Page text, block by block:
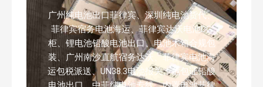
广州纯电池出口菲律宾、深圳纯电池货代、
菲律宾宿务电池海运、菲律宾达沃电池DG
柜、锂电池铅酸电池出口、电池木箱合规包
装、广州南沙直航宿务达沃、菲律宾电池海
运包税派送、UN38.3电池报关、危包证铅酸